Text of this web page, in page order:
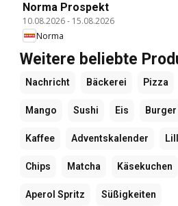
Norma Prospekt
10.08.2026- 15.08.2026
Norma
Weitere beliebte
Nachricht Bäckerei Pizza
Mango Sushi Eis Burger
Kaffee Adventskalender
Chips Matcha Käsekuchen
Aperol Spritz Süßigkeiten